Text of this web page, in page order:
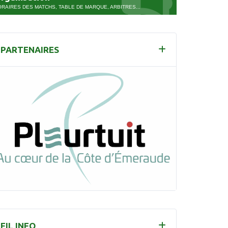
DES MATCHS, TABLE DE MARQUE, ARBITRES...
PARTENAIRES
FIL INFO